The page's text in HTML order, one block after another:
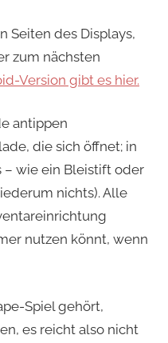
Seiten des Displays,
zum nächsten
Version gibt es hier.
antippen
die sich öffnet; in
wie ein Bleistift oder
nichts). Alle
nutzen könnt, wenn
Spiel gehört,
es reicht also nicht